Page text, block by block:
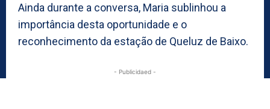
Ainda durante a conversa, Maria sublinhou a
importância desta oportunidade e o
reconhecimento da estação de Queluz de Baixo.
- Publicidaed -